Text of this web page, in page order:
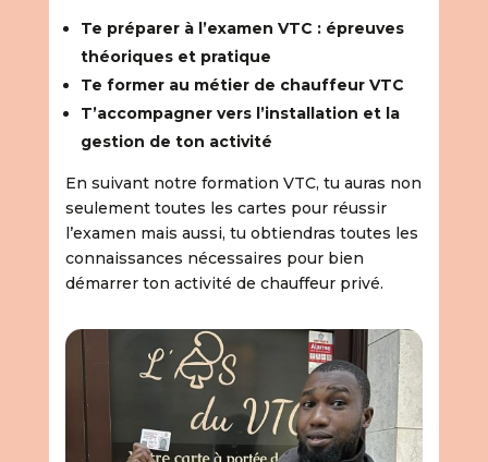
Te préparer à l’examen VTC : épreuves
théoriques et pratique
Te former au métier de chauffeur VTC
T’accompagner vers l’installation et la
gestion de ton activité
En suivant notre formation VTC, tu auras non
seulement toutes les cartes pour réussir
l’examen mais aussi, tu obtiendras toutes les
connaissances nécessaires pour bien
démarrer ton activité de chauffeur privé.